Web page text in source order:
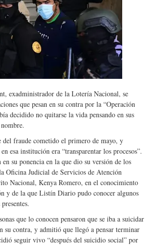
exadministrador de la Lotería Nacional, se
que pesan en su contra por la “Operación
decidido no quitarse la vida pensando en sus
del fraude cometido el primero de mayo, y
esa institución era “transparentar los procesos”.
en su ponencia en la que dio su versión de los
Oficina Judicial de Servicios de Atención
Nacional, Kenya Romero, en el conocimiento
y de la que Listín Diario pudo conocer algunos
que lo conocen pensaron que se iba a suicidar
su contra, y admitió que llegó a pensar terminar
seguir vivo “después del suicidio social” por